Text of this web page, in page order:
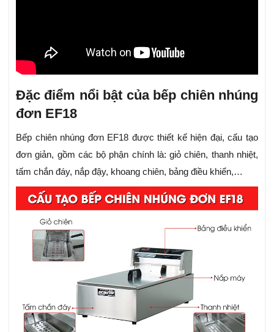
Đặc điểm nổi bật của bếp chiên nhúng
đơn EF18
Bếp chiên nhúng đơn EF18 được thiết kế hiện đại, cấu tạo
đơn giản, gồm các bộ phận chính là: giỏ chiên, thanh nhiệt,
tấm chắn đáy, nắp đậy, khoang chiên, bảng điều khiển,…